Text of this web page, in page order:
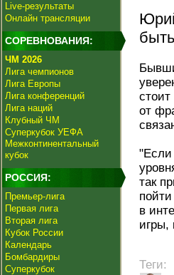
Live-результаты
Онлайн трансляции
СОРЕВНОВАНИЯ:
ЧМ 2026
Лига чемпионов
Лига Европы
Лига конференций
Лига наций
Клубный ЧМ
Суперкубок УЕФА
Межконтинентальный
кубок
РОССИЯ:
Премьер-лига
Первая лига
Вторая лига
Кубок России
Календарь
Бомбардиры
Суперкубок
от
"Если
так
в
игры,
Теги: